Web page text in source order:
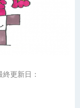
終更新日：